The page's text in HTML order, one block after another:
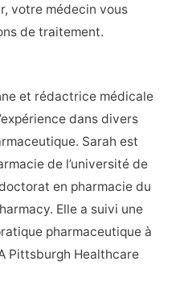
votre médecin vous
de traitement.
et rédactrice médicale
dans divers
Sarah est
de l’université de
en pharmacie du
Elle a suivi une
pharmaceutique à
Pittsburgh Healthcare